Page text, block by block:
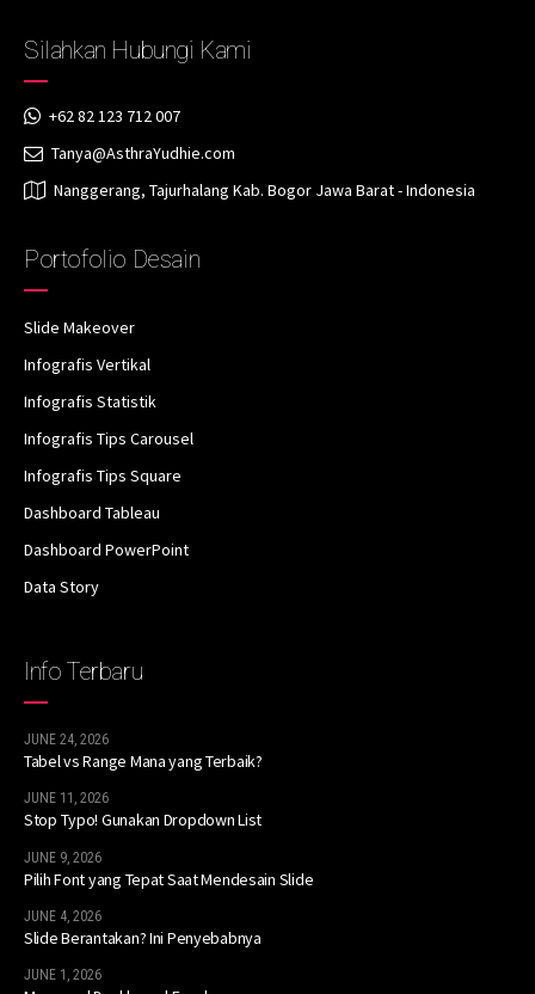
Silahkan Hubungi Kami
+62 82 123 712 007
Tanya@AsthraYudhie.com
Nanggerang, Tajurhalang Kab. Bogor Jawa Barat - Indonesia
Portofolio Desain
Slide Makeover
Infografis Vertikal
Infografis Statistik
Infografis Tips Carousel
Infografis Tips Square
Dashboard Tableau
Dashboard PowerPoint
Data Story
Info Terbaru
JUNE 24, 2026
Tabel vs Range Mana yang Terbaik?
JUNE 11, 2026
Stop Typo! Gunakan Dropdown List
JUNE 9, 2026
Pilih Font yang Tepat Saat Mendesain Slide
JUNE 4, 2026
Slide Berantakan? Ini Penyebabnya
JUNE 1, 2026